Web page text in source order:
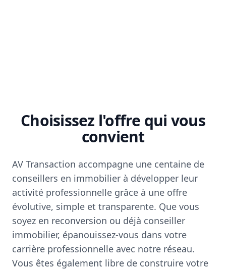
Choisissez l'offre qui vous
convient
AV Transaction accompagne une centaine de
conseillers en immobilier à développer leur
activité professionnelle grâce à une offre
évolutive, simple et transparente. Que vous
soyez en reconversion ou déjà conseiller
immobilier, épanouissez-vous dans votre
carrière professionnelle avec notre réseau.
Vous êtes également libre de construire votre